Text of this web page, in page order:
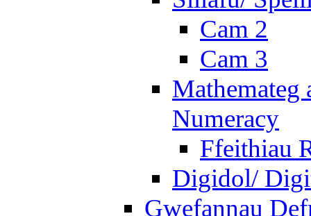
Cam 2
Cam 3
Mathemateg
Numeracy
Ffeithiau
Digidol/
Gwefannau